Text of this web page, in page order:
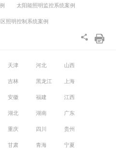
太阳能照明监控系统案例
照明控制系统案例
天津 河北 山西
吉林 黑龙江 上海
安徽 福建 江西
湖北 湖南 广东
重庆 四川 贵州
甘肃 青海 宁夏